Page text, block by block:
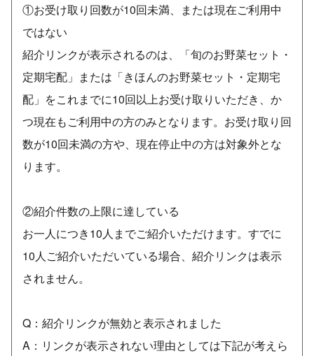
①お受け取り回数が10回未満、または現在ご利用中
ではない
紹介リンクが表示されるのは、「旬のお野菜セット・
定期宅配」または「きほんのお野菜セット・定期宅
配」をこれまでに10回以上お受け取りいただき、か
つ現在もご利用中の方のみとなります。お受け取り回
数が10回未満の方や、現在停止中の方は対象外とな
ります。
②紹介件数の上限に達している
お一人につき10人までご紹介いただけます。すでに
10人ご紹介いただいている場合、紹介リンクは表示
されません。
Q：紹介リンクが無効と表示されました
A：リンクが表示されない理由としては下記が考えら